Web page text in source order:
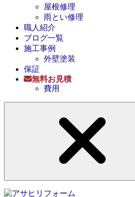
屋根修理
雨とい修理
職人紹介
ブログ一覧
施工事例
外壁塗装
保証
無料お見積
費用